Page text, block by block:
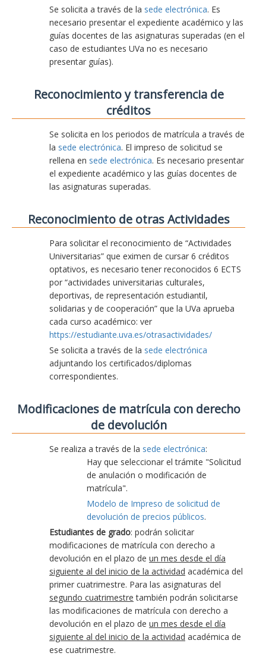
Se solicita a través de la sede electrónica. Es
necesario presentar el expediente académico y las
guías docentes de las asignaturas superadas (en el
caso de estudiantes UVa no es necesario
presentar guías).
Reconocimiento y transferencia de
créditos
Se solicita en los periodos de matrícula a través de
la sede electrónica. El impreso de solicitud se
rellena en sede electrónica. Es necesario presentar
el expediente académico y las guías docentes de
las asignaturas superadas.
Reconocimiento de otras Actividades
Para solicitar el reconocimiento de “Actividades
Universitarias” que eximen de cursar 6 créditos
optativos, es necesario tener reconocidos 6 ECTS
por “actividades universitarias culturales,
deportivas, de representación estudiantil,
solidarias y de cooperación” que la UVa aprueba
cada curso académico: ver
https://estudiante.uva.es/otrasactividades/
Se solicita a través de la sede electrónica
adjuntando los certificados/diplomas
correspondientes.
Modificaciones de matrícula con derecho
de devolución
Se realiza a través de la sede electrónica:
Hay que seleccionar el trámite "Solicitud
de anulación o modificación de
matrícula".
Modelo de Impreso de solicitud de
devolución de precios públicos.
Estudiantes de grado: podrán solicitar
modificaciones de matrícula con derecho a
devolución en el plazo de un mes desde el día
siguiente al del inicio de la actividad académica del
primer cuatrimestre. Para las asignaturas del
segundo cuatrimestre también podrán solicitarse
las modificaciones de matrícula con derecho a
devolución en el plazo de un mes desde el día
siguiente al del inicio de la actividad académica de
ese cuatrimestre.